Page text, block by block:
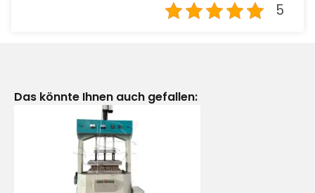
5
Das könnte Ihnen auch gefallen: